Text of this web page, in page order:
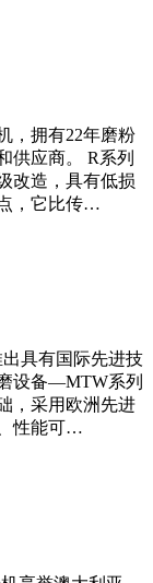
，拥有22年磨粉
供应商。 R系列
改造，具有低损
，它比传…
具有国际先进技
设备—MTW系列
，采用欧洲先进
性能可…